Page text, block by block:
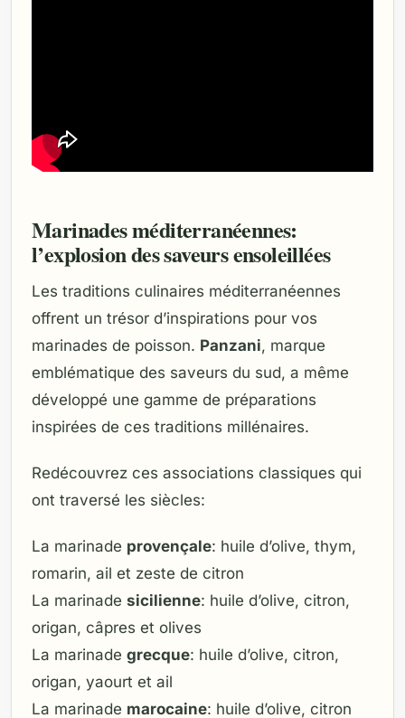
Marinades méditerranéennes:
l’explosion des saveurs ensoleillées
Les traditions culinaires méditerranéennes
offrent un trésor d’inspirations pour vos
marinades de poisson. Panzani, marque
emblématique des saveurs du sud, a même
développé une gamme de préparations
inspirées de ces traditions millénaires.
Redécouvrez ces associations classiques qui
ont traversé les siècles:
La marinade provençale: huile d’olive, thym,
romarin, ail et zeste de citron
La marinade sicilienne: huile d’olive, citron,
origan, câpres et olives
La marinade grecque: huile d’olive, citron,
origan, yaourt et ail
La marinade marocaine: huile d’olive, citron